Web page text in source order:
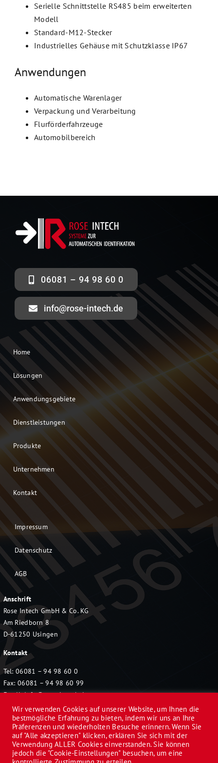
Serielle Schnittstelle RS485 beim erweiterten
Modell
Standard-M12-Stecker
Industrielles Gehäuse mit Schutzklasse IP67
Anwendungen
Automatische Warenlager
Verpackung und Verarbeitung
Flurförderfahrzeuge
Automobilbereich
06081 – 94 98 60 0
info@rose-intech.de
Home
Lösungen
Anwendungsgebiete
Dienstleistungen
Produkte
Unternehmen
Kontakt
Impressum
Datenschutz
AGB
Anschrift
Rose Intech GmbH & Co. KG
Am Riedborn 8
D-61250 Usingen
Kontakt
Tel: 06081 – 94 98 60 0
Fax: 06081 – 94 98 60 99
Email:info@rose-intech.de
© 2022 Rose Intech GmbH & Co. KG | Alle Rechte
Wir verwenden Cookies auf unserer Website, um Ihnen die
bestmögliche Erfahrung zu bieten, indem wir uns an Ihre
Präferenzen und wiederholten Besuche erinnern. Wenn Sie
auf "Alle akzeptieren" klicken, erklären Sie sich mit der
Verwendung ALLER Cookies einverstanden. Sie können
jedoch die "Cookie-Einstellungen" besuchen, um eine